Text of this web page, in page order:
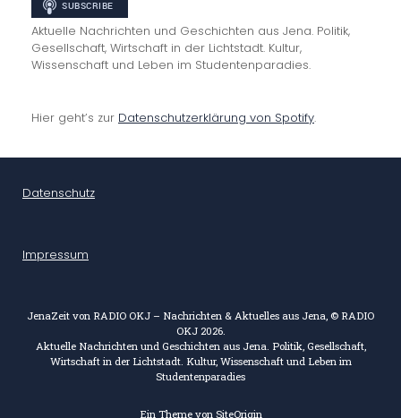
Aktuelle Nachrichten und Geschichten aus Jena. Politik,
Gesellschaft, Wirtschaft in der Lichtstadt. Kultur,
Wissenschaft und Leben im Studentenparadies.
Hier geht’s zur Datenschutzerklärung von Spotify.
Datenschutz
Impressum
JenaZeit von RADIO OKJ – Nachrichten & Aktuelles aus Jena, © RADIO
OKJ 2026.
Aktuelle Nachrichten und Geschichten aus Jena. Politik, Gesellschaft,
Wirtschaft in der Lichtstadt. Kultur, Wissenschaft und Leben im
Studentenparadies
Ein Theme von SiteOrigin